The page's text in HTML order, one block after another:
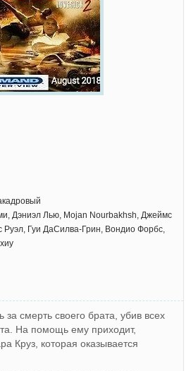
Дэниэл Лью, Mojan Nourbakhsh, Джеймс
Руэл, Гуи ДаСилва-Грин, Вондио Форбс,
за смерть своего брата, убив всех
На помощь ему приходит,
Круз, которая оказывается